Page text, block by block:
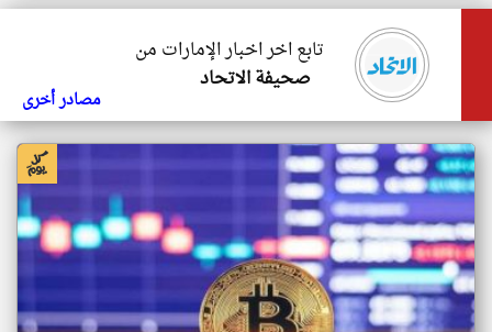
تابع اخر اخبار الإمارات من
صحيفة الاتحاد
مصادر أخرى